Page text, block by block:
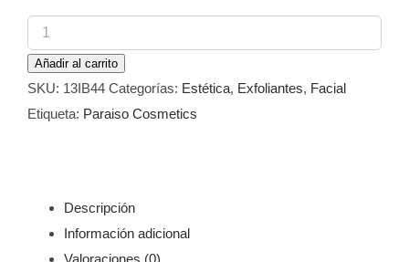
Peling
Gommage
Paraiso
Añadir al carrito
SKU: 13IB44 Categorías: Estética, Exfoliantes, Facial
Etiqueta: Paraiso Cosmetics
Descripción
Información adicional
Valoraciones (0)